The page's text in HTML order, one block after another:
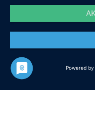
Powered by